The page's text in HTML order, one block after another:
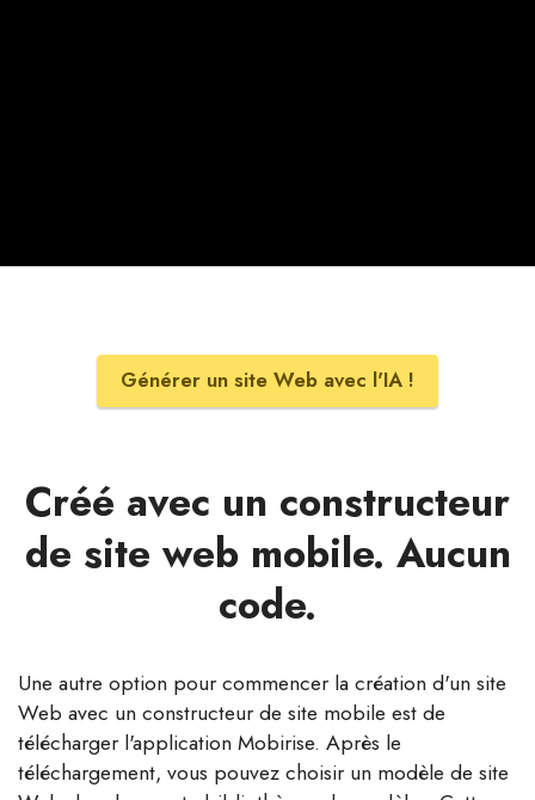
Générer un site Web avec l'IA !
Créé avec un constructeur
de site web mobile. Aucun
code.
Une autre option pour commencer la création d'un site
Web avec un constructeur de site mobile est de
télécharger l'application Mobirise. Après le
téléchargement, vous pouvez choisir un modèle de site